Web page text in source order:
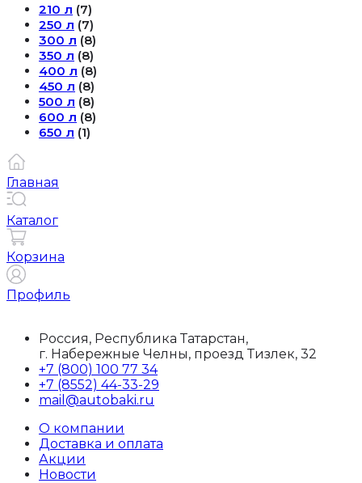
210 л (7)
250 л (7)
300 л (8)
350 л (8)
400 л (8)
450 л (8)
500 л (8)
600 л (8)
650 л (1)
Главная
Каталог
Корзина
Профиль
Россия, Республика Татарстан,
г. Набережные Челны, проезд Тизлек, 32
+7 (800) 100 77 34
+7 (8552) 44-33-29
mail@autobaki.ru
О компании
Доставка и оплата
Акции
Новости